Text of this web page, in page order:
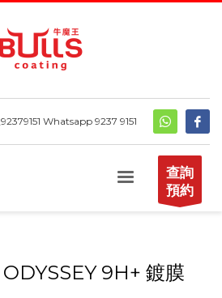
92379151 Whatsapp 9237 9151
查詢
預約
9H+ 鍍膜